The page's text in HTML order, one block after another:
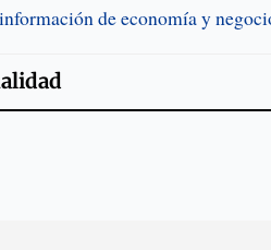
de economía y